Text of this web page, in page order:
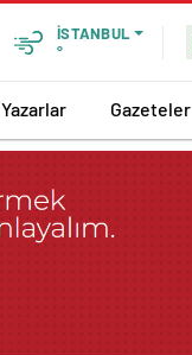
İSTANBUL
°
Yazarlar Gazeteler